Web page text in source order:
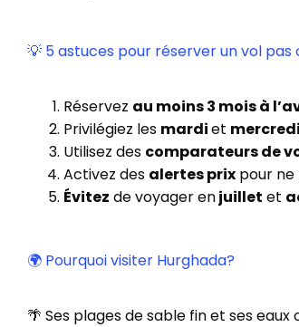
💡 5 astuces pour réserver un vol
Réservez au moins 3 mois à
Privilégiez les mardiet mercredi
Utilisez des comparateursde
Activez des alertes prix pour ne
Évitez de voyager enjuillet et
🌍 Pourquoi visiter Hurghada?
🌴 Ses plages de sable fin et ses